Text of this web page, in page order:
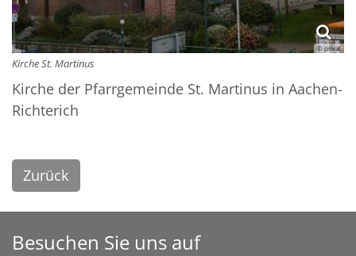
© privat
Kirche St. Martinus
Kirche der Pfarrgemeinde St. Martinus in Aachen-
Richterich
Zurück
Besuchen Sie uns auf